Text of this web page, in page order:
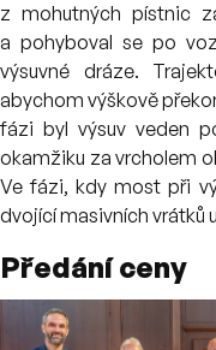
z mohutných pístnic
a pohyboval se po
výsuvné dráze.
abychom výškově
fázi byl výsuv veden
okamžiku za vrcholem
Ve fázi, kdy most při
dvojící masivních vrátků
Předání ceny